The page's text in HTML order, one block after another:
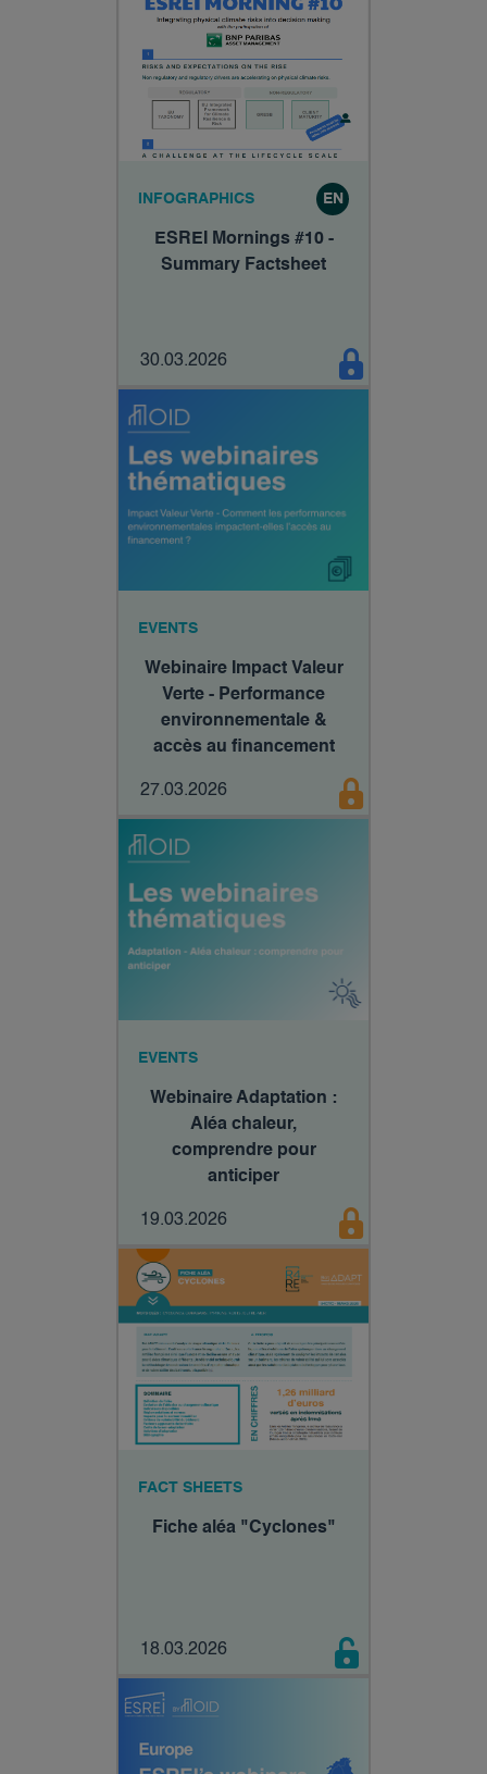
INFOGRAPHICS EN
ESREI Mornings #10 -
Summary Factsheet
30.03.2026
EVENTS
Webinaire Impact Valeur
Verte - Performance
environnementale &
accès au financement
27.03.2026
EVENTS
Webinaire Adaptation :
Aléa chaleur,
comprendre pour
anticiper​
19.03.2026
FACT SHEETS
Fiche aléa "Cyclones"
18.03.2026